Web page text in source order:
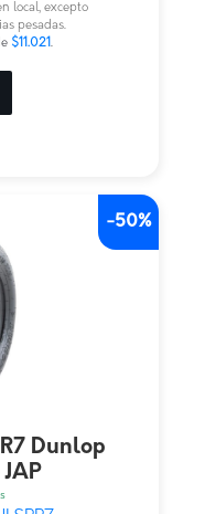
local, excepto
pesadas.
$11.021 .
Dunlop
-50%